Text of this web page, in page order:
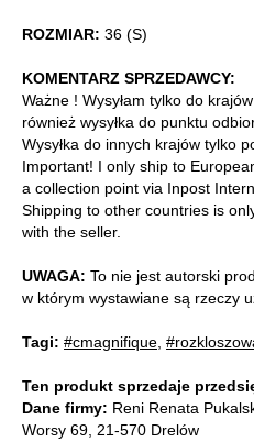
ROZMIAR: 36 (S)
KOMENTARZ SPRZEDAWCY:
Ważne ! Wysyłam tylko do
również wysyłka do punktu
Wysyłka do innych krajów tylko
Important! I only ship to
a collection point via Inpost
Shipping to other countries is
with the seller.
UWAGA: To nie jest autorski
w którym wystawiane są rzeczy
Tagi: #cmagnifique
Ten produkt sprzedaje
Dane firmy: Reni Renata
Worsy 69, 21-570 Drelów